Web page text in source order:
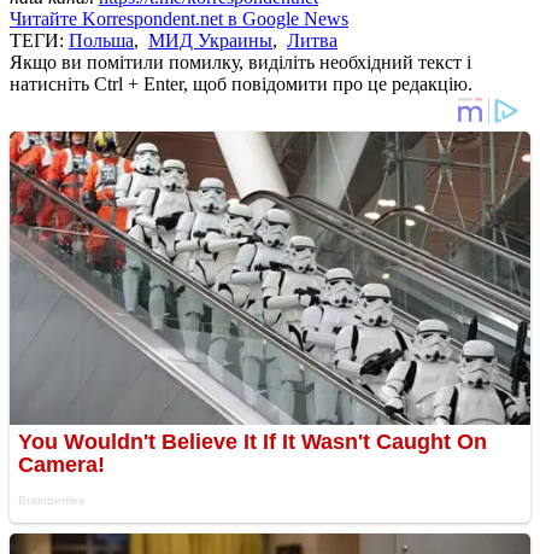
Читайте Korrespondent.net в Google News
ТЕГИ: Польша, МИД Украины, Литва
Якщо ви помітили помилку, виділіть необхідний текст і
натисніть Ctrl + Enter, щоб повідомити про це редакцію.